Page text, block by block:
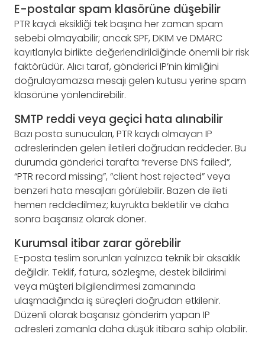
E-postalar spam klasörüne düşebilir
PTR kaydı eksikliği tek başına her zaman spam
sebebi olmayabilir; ancak SPF, DKIM ve DMARC
kayıtlarıyla birlikte değerlendirildiğinde önemli bir risk
faktörüdür. Alıcı taraf, gönderici IP’nin kimliğini
doğrulayamazsa mesajı gelen kutusu yerine spam
klasörüne yönlendirebilir.
SMTP reddi veya geçici hata alınabilir
Bazı posta sunucuları, PTR kaydı olmayan IP
adreslerinden gelen iletileri doğrudan reddeder. Bu
durumda gönderici tarafta “reverse DNS failed”,
“PTR record missing”, “client host rejected” veya
benzeri hata mesajları görülebilir. Bazen de ileti
hemen reddedilmez; kuyrukta bekletilir ve daha
sonra başarısız olarak döner.
Kurumsal itibar zarar görebilir
E-posta teslim sorunları yalnızca teknik bir aksaklık
değildir. Teklif, fatura, sözleşme, destek bildirimi
veya müşteri bilgilendirmesi zamanında
ulaşmadığında iş süreçleri doğrudan etkilenir.
Düzenli olarak başarısız gönderim yapan IP
adresleri zamanla daha düşük itibara sahip olabilir.